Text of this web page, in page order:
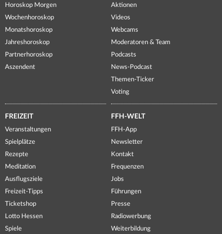
Horoskop Morgen
Wochenhoroskop
Monatshoroskop
Jahreshoroskop
Partnerhoroskop
Aszendent
Aktionen
Videos
Webcams
Moderatoren & Team
Podcasts
News-Podcast
Themen-Ticker
Voting
FREIZEIT
Veranstaltungen
Spielplätze
Rezepte
Meditation
Ausflugsziele
Freizeit-Tipps
Ticketshop
Lotto Hessen
Spiele
FFH-WELT
FFH-App
Newsletter
Kontakt
Frequenzen
Jobs
Führungen
Presse
Radiowerbung
Weiterbildung